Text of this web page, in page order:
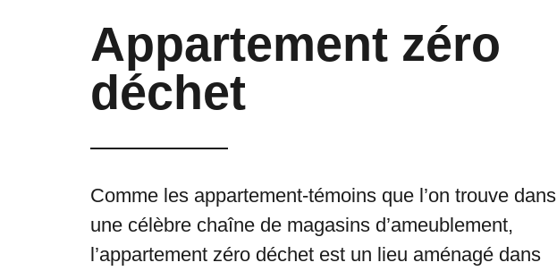
Appartement zéro
déchet
Comme les appartement-témoins que l’on trouve dans
une célèbre chaîne de magasins d’ameublement,
l’appartement zéro déchet est un lieu aménagé dans